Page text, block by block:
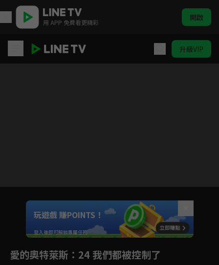
用 APP 免費看更精彩 開啟
升級VIP
Unmute
如有不便請見諒
玩遊戲 賺POINTS！
登入後即可解鎖專屬任務
愛的奧特萊斯 ：24 我們都被控制了